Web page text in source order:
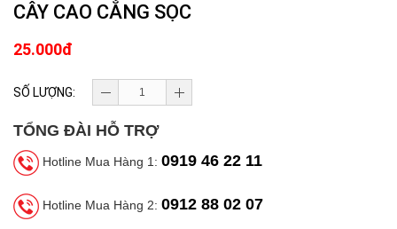
CÂY CAO CẲNG SỌC
25.000đ
SỐ LƯỢNG:
TỔNG ĐÀI HỖ TRỢ
Hotline Mua Hàng 1: 0919 46 22 11
Hotline Mua Hàng 2: 0912 88 02 07